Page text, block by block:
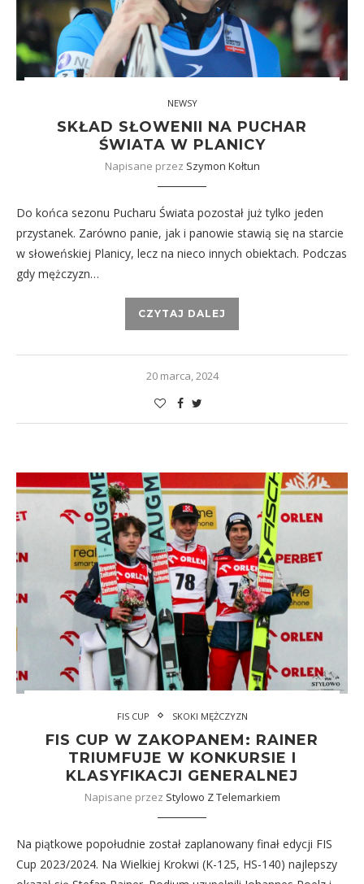
NEWSY
SKŁAD SŁOWENII NA PUCHAR
ŚWIATA W PLANICY
Napisane przez Szymon Kołtun
Do końca sezonu Pucharu Świata pozostał już tylko jeden
przystanek. Zarówno panie, jak i panowie stawią się na starcie
w słoweńskiej Planicy, lecz na nieco innych obiektach. Podczas
gdy mężczyzn…
CZYTAJ DALEJ
20 marca, 2024
FIS CUP SKOKI MĘŻCZYZN
FIS CUP W ZAKOPANEM: RAINER
TRIUMFUJE W KONKURSIE I
KLASYFIKACJI GENERALNEJ
Napisane przez Stylowo Z Telemarkiem
Na piątkowe popołudnie został zaplanowany finał edycji FIS
Cup 2023/2024. Na Wielkiej Krokwi (K-125, HS-140) najlepszy